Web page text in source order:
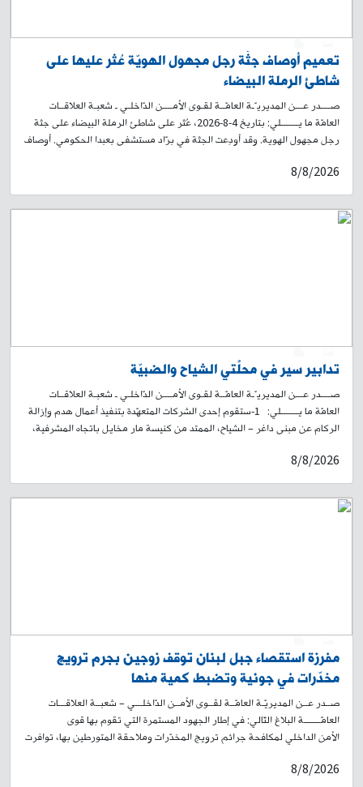
تعميم أوصاف جثّة رجل مجهول الهويّة عُثر عليها على
شاطئ الرملة البيضاء
صــــدر عـــن المديريـّـة العامّــة لقـوى الأمــــن الدّاخلـي ـ شعبـة العلاقــات
العامّة ما يـــــــلي: بتاريخ 4-8-2026، عُثر على شاطئ الرملة البيضاء على جثة
رجل مجهول الهوية. وقد أودِعت الجثة في برّاد مستشفى بعبدا الحكومي. أوصاف
البشرة، شعره أسود، ولديه لحية وشارب، ويرتدي بنطالًا أسود وقميصًا قطنيًا
قصير الأكمام بلون بني فاتح. لذلك، وبناءً على إشارة القضاء المختص، تطلب
المديريّة العامّة لقوى الأمن الدّاخلي من ذويه أو ممّن يعرف عنه شيئًا، الاتصال
8/8/2026
تدابير سير في محلّتَي الشياح والضبيّة
صــــدر عـــن المديريـّـة العامّــة لقـوى الأمــــن الدّاخلـي ـ شعبـة العلاقــات
العامّة ما يـــــــلي: 1-ستقوم إحدى الشركات المتعهّدة بتنفيذ أعمال هدم وإزالة
الركام عن مبنى داغر – الشياح، الممتد من كنيسة مار مخايل باتجاه المشرفية،
الانتهاء من الأعمال، ولمدة يوم واحد. لذلك، سيتم منع المرور أمام السير القادم
من تقاطع كنيسة مار مخايل باتجاه المشرفية، وتحويله باتجاه طريق صيدا
قوى الأمن الداخلي، وبلافتات السير التوجيهية، تسهيلًا لحركة المرور.
8/8/2026
مفرزة استقصاء جبل لبنان توقف زوجين بجرم ترويج
مخدّرات في جونية وتضبط كمية منها
صــدر عــن المديريّـة العامّــة لقــوى الأمــن الدّاخلـــي – شعبــة العلاقـــات
العامّـــــــة البلاغ التّالي: في إطار الجهود المستمرة التي تقوم بها قوى
الأمن الداخلي لمكافحة جرائم ترويج المخدّرات وملاحقة المتورطين بها، توافرت
شخص بترويج المواد المخدّرة على متن دراجة آلية في محلة جونية – طريق
8/8/2026